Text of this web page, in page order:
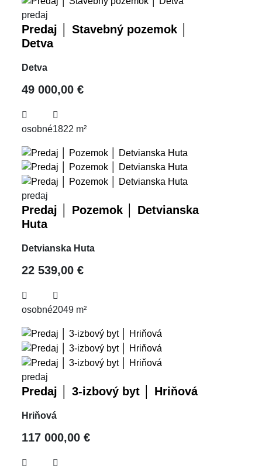
predaj
Predaj │ Stavebný pozemok │
Detva
Detva
49 000,00 €
osobné1822 m²
predaj
Predaj │ Pozemok │ Detvianska
Huta
Detvianska Huta
22 539,00 €
osobné2049 m²
predaj
Predaj │ 3-izbový byt │ Hriňová
Hriňová
117 000,00 €